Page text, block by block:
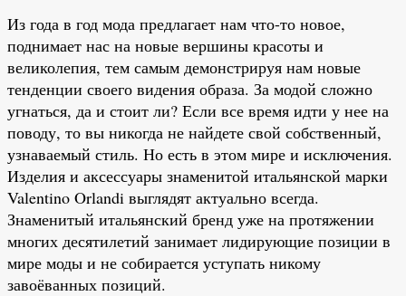
Из года в год мода предлагает нам что-то новое,
поднимает нас на новые вершины красоты и
великолепия, тем самым демонстрируя нам новые
тенденции своего видения образа. За модой сложно
угнаться, да и стоит ли? Если все время идти у нее на
поводу, то вы никогда не найдете свой собственный,
узнаваемый стиль. Но есть в этом мире и исключения.
Изделия и аксессуары знаменитой итальянской марки
Valentino Orlandi выглядят актуально всегда.
Знаменитый итальянский бренд уже на протяжении
многих десятилетий занимает лидирующие позиции в
мире моды и не собирается уступать никому
завоёванных позиций.